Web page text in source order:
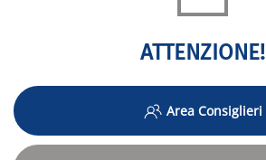
ATTENZIONE!
Area Consiglieri